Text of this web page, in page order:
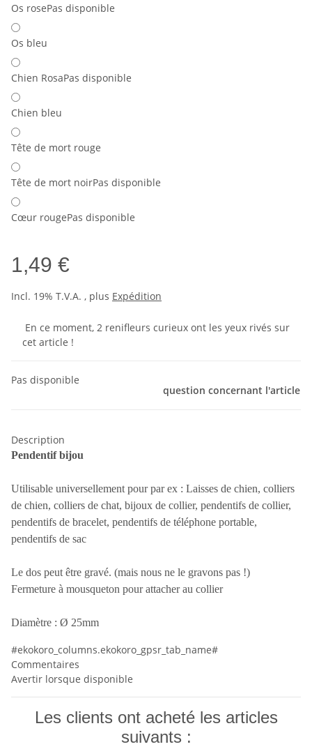
Os rosePas disponible
Os bleu
Chien RosaPas disponible
Chien bleu
Tête de mort rouge
Tête de mort noirPas disponible
Cœur rougePas disponible
1,49 €
Incl. 19% T.V.A. , plus Expédition
En ce moment, 2 renifleurs curieux ont les yeux rivés sur
cet article !
Pas disponible
question concernant l'article
Description
Pendentif bijou
Utilisable universellement pour par ex : Laisses de chien, colliers
de chien, colliers de chat, bijoux de collier, pendentifs de collier,
pendentifs de bracelet, pendentifs de téléphone portable,
pendentifs de sac
Le dos peut être gravé. (mais nous ne le gravons pas !)
Fermeture à mousqueton pour attacher au collier
Diamètre : Ø 25mm
#ekokoro_columns.ekokoro_gpsr_tab_name#
Commentaires
Avertir lorsque disponible
Les clients ont acheté les articles
suivants :